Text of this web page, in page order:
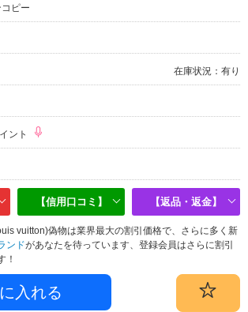
ピー
在庫状況：有り
ント
【信用口コミ】 【返品・返金】
vuitton)偽物は業界最大の割引価格で、さらに多く新
ンドがあなたを待っています、登録会員はさらに割引
！